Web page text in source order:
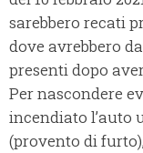
sarebbero recati
dove avrebbero
presenti dopo
Per nascondere
incendiato l’auto
(provento di